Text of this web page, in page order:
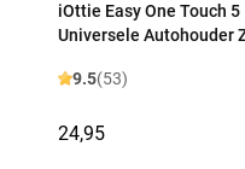
iOttie Easy One Touch 5
Universele Autohouder
9.5(53)
24,95